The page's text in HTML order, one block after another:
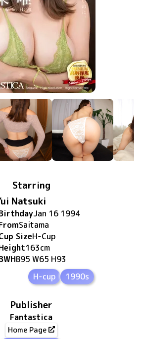
Starring
Natsuki
Jan 16 1994
Saitama
SizeH-Cup
163cm
B95 W65 H93
H-cup
1990s
Publisher
Fantastica
Home Page